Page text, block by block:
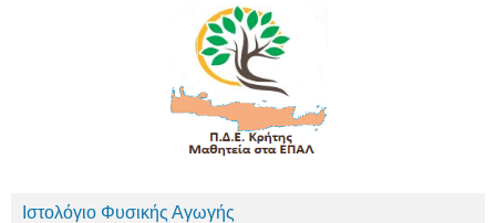
Ιστολόγιο Φυσικής Αγωγής